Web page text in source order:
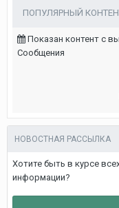
ПОПУЛЯРНЫЙ
Показан контент с
Сообщения
НОВОСТНАЯ РАССЫЛКА
Хотите быть в курсе
информации?